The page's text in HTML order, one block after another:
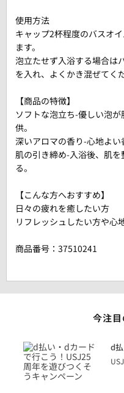
使用方法
キャップ2杯程度のバスオ
ます。
泡立たせず入浴する場合は
を入れ、よくかき混ぜてく
【商品の特徴】
ソフトな泡立ち-優しい泡
供。
深いアロマの香り-心地よい
肌の引き締め-入浴後、肌
る。
【こんな方へおすすめ】
日々の疲れを癒したい方
リフレッシュしたい方や心
商品番号： 37510241
今注
d